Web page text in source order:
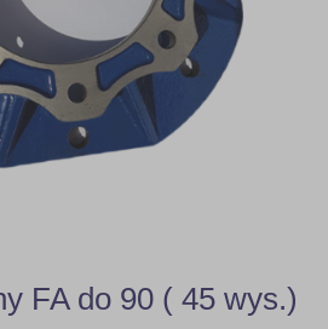
FA do 90 ( 45 wys.)